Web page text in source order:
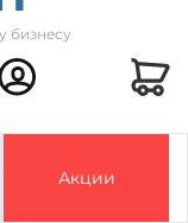
бизнесу
Акции